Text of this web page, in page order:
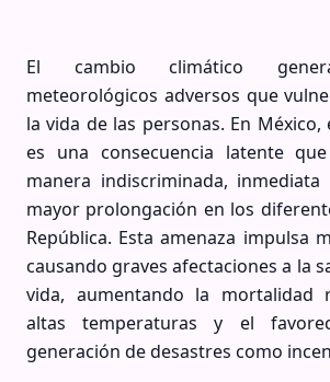
El cambio climático
meteorológicos adversos que
la vida de las personas. En
es una consecuencia latente
manera indiscriminada,
mayor prolongación en los
República. Esta amenaza impulsa
causando graves afectaciones a la
vida, aumentando la mortalidad
altas temperaturas y el
generación de desastres como